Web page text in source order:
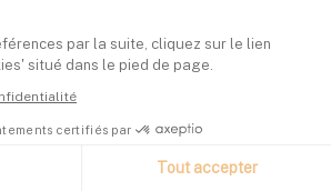
par la suite, cliquez sur le lien
situé dans le pied de page.
certifiés par
Tout accepter
l'accès au private equity. Les
en ligne et les club deals ont
nouvelle génération d'investisseurs.
spécialisées proposent des
fonds ou à des opérations directes. Le